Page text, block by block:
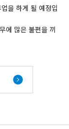
을 하게 될 예정입
에 많은 불편을 끼